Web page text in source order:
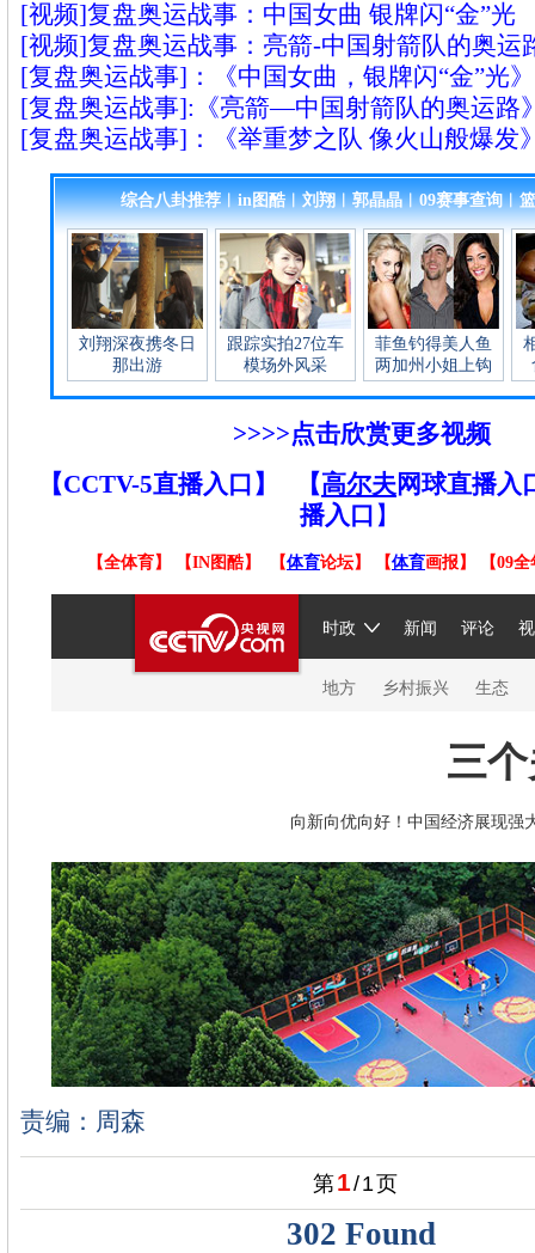
[视频]复盘奥运战事：中国女曲 银牌闪“金”光
[视频]复盘奥运战事：亮箭-中国射箭队的奥运
[复盘奥运战事]：《中国女曲，银牌闪“金”光》
[复盘奥运战事]:《亮箭—中国射箭队的奥运路
[复盘奥运战事]：《举重梦之队 像火山般爆发
>>>>点击欣赏更多视频
【CCTV-5直播入口】
【高尔夫网球直播入
播入口 】
【全体育】 【IN图酷】 【体育论坛】 【体育画报】 【09
责编：周森
第1/1页
302 Found